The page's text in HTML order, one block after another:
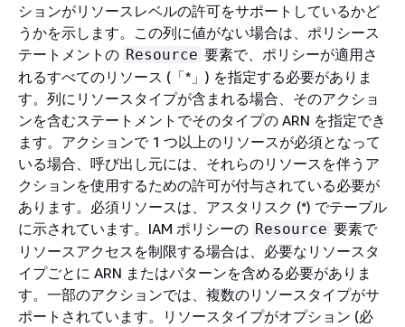
ションがリソースレベルの許可をサポートしているかど
うかを示します。この列に値がない場合は、ポリシース
テートメントの Resource 要素で、ポリシーが適用さ
れるすべてのリソース (「*」) を指定する必要がありま
す。列にリソースタイプが含まれる場合、そのアクショ
ンを含むステートメントでそのタイプの ARN を指定でき
ます。アクションで 1 つ以上のリソースが必須となって
いる場合、呼び出し元には、それらのリソースを伴うア
クションを使用するための許可が付与されている必要が
あります。必須リソースは、アスタリスク (*) でテーブル
に示されています。IAM ポリシーの Resource 要素で
リソースアクセスを制限する場合は、必要なリソースタ
イプごとに ARN またはパターンを含める必要がありま
す。一部のアクションでは、複数のリソースタイプがサ
ポートされています。リソースタイプがオプション (必